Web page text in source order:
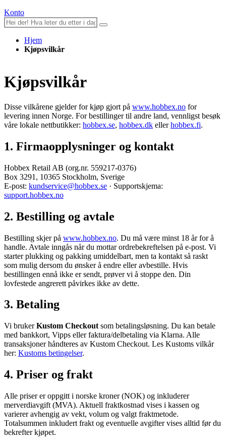
Konto
Hjem
Kjøpsvilkår
Kjøpsvilkår
Disse vilkårene gjelder for kjøp gjort på www.hobbex.no for
levering innen Norge. For bestillinger til andre land, vennligst besøk
våre lokale nettbutikker: hobbex.se, hobbex.dk ellerhobbex.fi.
1. Firmaopplysninger og kontakt
Hobbex Retail AB (org.nr. 559217-0376)
Box 3291, 10365 Stockholm, Sverige
E-post: kundservice@hobbex.se · Supportskjema:
support.hobbex.no
2. Bestilling og avtale
Bestilling skjer på www.hobbex.no. Du må være minst 18 år for å
handle. Avtale inngås når du mottar ordrebekreftelsen på e-post. Vi
starter plukking og pakking umiddelbart, men ta kontakt så raskt
som mulig dersom du ønsker å endre eller avbestille. Hvis
bestillingen ennå ikke er sendt, prøver vi å stoppe den. Din
lovfestede angrerett påvirkes ikke av dette.
3. Betaling
Vi brukerKustom Checkout som betalingsløsning. Du kan betale
med bankkort, Vipps eller faktura/delbetaling via Klarna. Alle
transaksjoner håndteres av Kustom Checkout. Les Kustoms vilkår
her: Kustoms betingelser.
4. Priser og frakt
Alle priser er oppgitt i norske kroner (NOK) og inkluderer
merverdiavgift (MVA). Aktuell fraktkostnad vises i kassen og
varierer avhengig av vekt, volum og valgt fraktmetode.
Totalsummen inkludert frakt og eventuelle avgifter vises alltid før du
bekrefter kjøpet.